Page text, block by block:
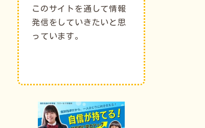
このサイトを通して情報
発信をしていきたいと思
っています。